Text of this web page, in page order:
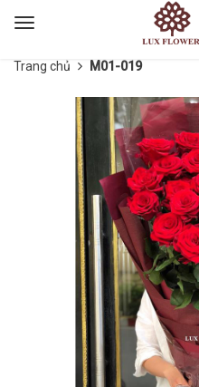
Toggle
Trang chủ M01-019